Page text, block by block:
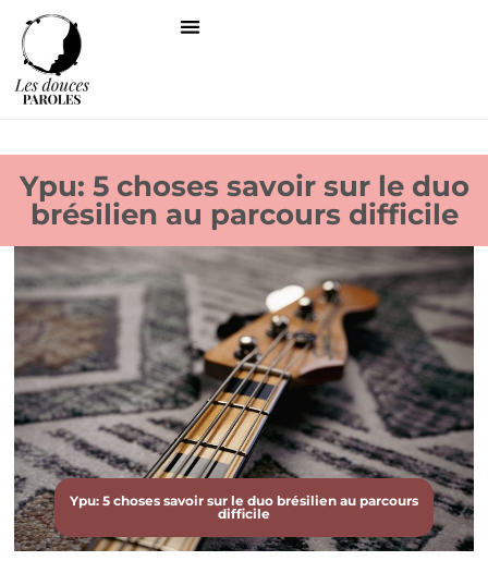
Ypu: 5 choses savoir sur le duo
brésilien au parcours difficile
Ypu: 5 choses savoir sur le duo brésilien au parcours
difficile